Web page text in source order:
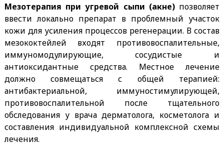
Мезотерапия при угревой сыпи (акне)позволяет
ввести локально препарат в проблемный участок
кожи для усиления процессов регенерации. В состав
мезококтейлей входят противовоспалительные,
иммуномодулирующие, сосудистые и
антиоксидантные средства. Местное лечение
должно совмещаться с общей терапией:
антибактериальной, иммуностимулирующей,
противовоспалительной после тщательного
обследования у врача дерматолога, косметолога и
составления индивидуальной комплексной схемы
лечения.